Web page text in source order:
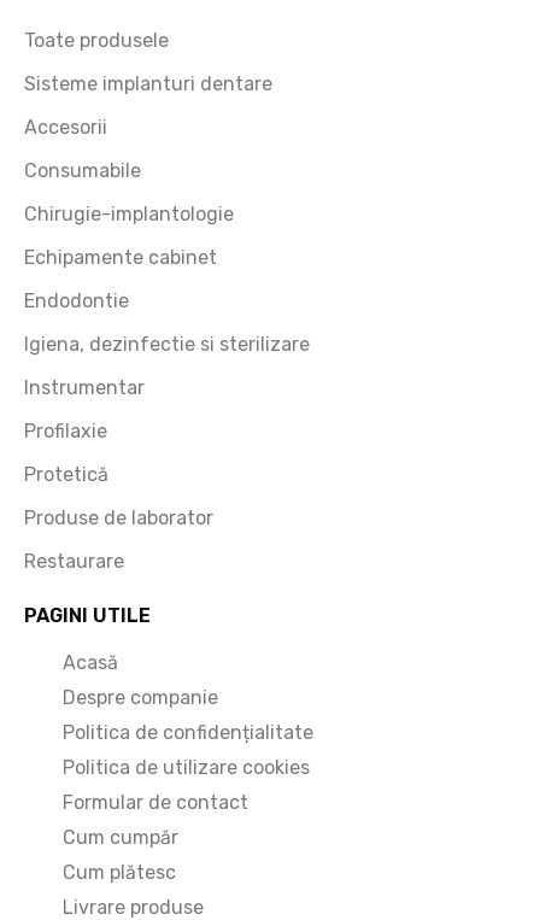
Toate produsele
Sisteme implanturi dentare
Accesorii
Consumabile
Chirugie-implantologie
Echipamente cabinet
Endodontie
Igiena, dezinfectie si sterilizare
Instrumentar
Profilaxie
Protetică
Produse de laborator
Restaurare
PAGINI UTILE
Acasă
Despre companie
Politica de confidențialitate
Politica de utilizare cookies
Formular de contact
Cum cumpăr
Cum plătesc
Livrare produse